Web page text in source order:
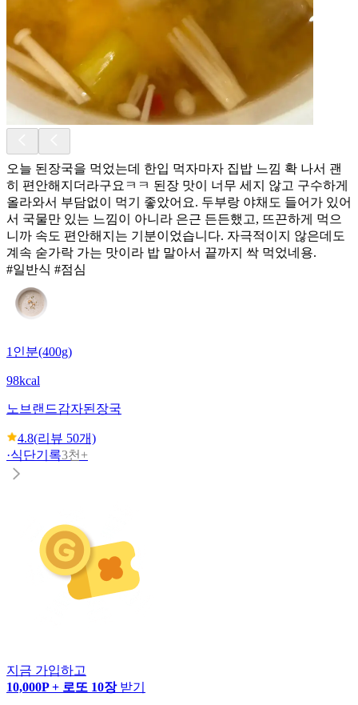
오늘 된장국을 먹었는데 한입 먹자마자 집밥 느낌 확 나서 괜
히 편안해지더라구요ㅋㅋ 된장 맛이 너무 세지 않고 구수하게
올라와서 부담없이 먹기 좋았어요. 두부랑 야채도 들어가 있어
서 국물만 있는 느낌이 아니라 은근 든든했고, 뜨끈하게 먹으
니까 속도 편안해지는 기분이었습니다. 자극적이지 않은데도
계속 숟가락 가는 맛이라 밥 말아서 끝까지 싹 먹었네용.
#일반식 #점심
1인분(400g)
98kcal
노브랜드감자된장국
4.8(리뷰 50개)
·식단기록3천+
지금 가입하고
10,000P + 로또 10장 받기